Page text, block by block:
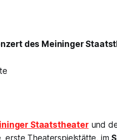
des Meininger
Staatstheaterund